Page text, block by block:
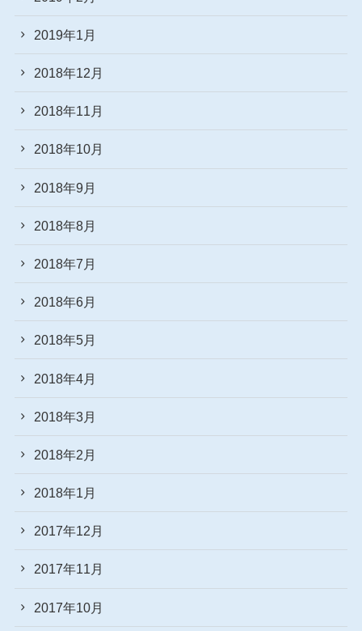
2019年1月
2018年12月
2018年11月
2018年10月
2018年9月
2018年8月
2018年7月
2018年6月
2018年5月
2018年4月
2018年3月
2018年2月
2018年1月
2017年12月
2017年11月
2017年10月